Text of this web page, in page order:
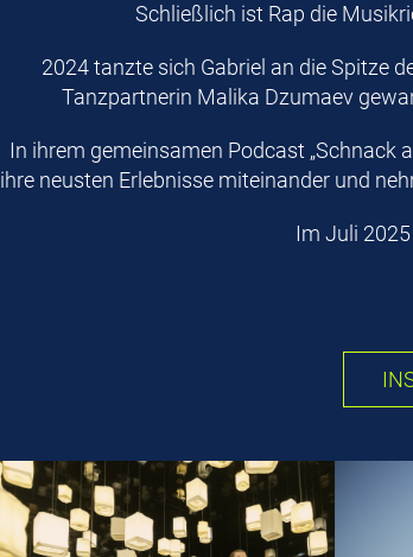
Schließlich ist Rap die
2024 tanzte sich Gabriel an die Spitze
Tanzpartnerin Malika Dzumaev
In ihrem gemeinsamen Podcast „Schnack
ihre neusten Erlebnisse miteinander und
Im Juli 2025